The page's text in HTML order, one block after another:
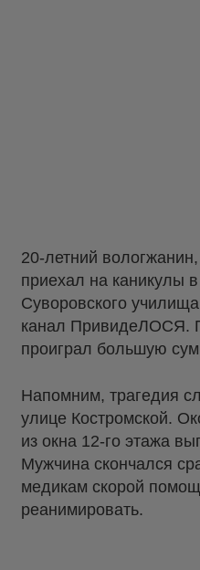
20-летний
приехал на каникулы
Суворовского
канал ПривидеЛОСЯ.
проиграл большую
Напомним, трагедия
улице Костромской.
из окна 12-го этажа
Мужчина скончался
медикам скорой
реанимировать.